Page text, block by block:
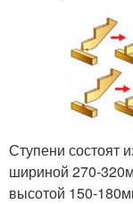
Ступени состоят
шириной 270-
высотой 150-